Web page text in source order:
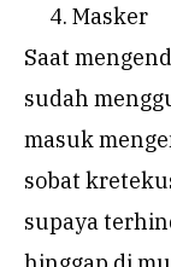
Masker
Saat
sudah
masuk
sobat
supaya